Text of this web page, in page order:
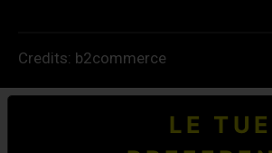
Credits: b2commerce
LE TUE